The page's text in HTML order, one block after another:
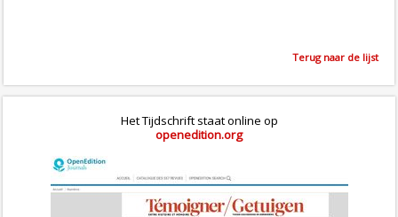
Terug naar de lijst
Het Tijdschrift staat online op
openedition.org